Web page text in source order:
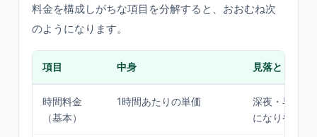
料金を構成しがちな項目を分解すると、おおむね次
のようになります。
項目 中身 見落としやす
時間料金
（基本）
1時間あたりの単価
深夜・早朝・
になりやすい